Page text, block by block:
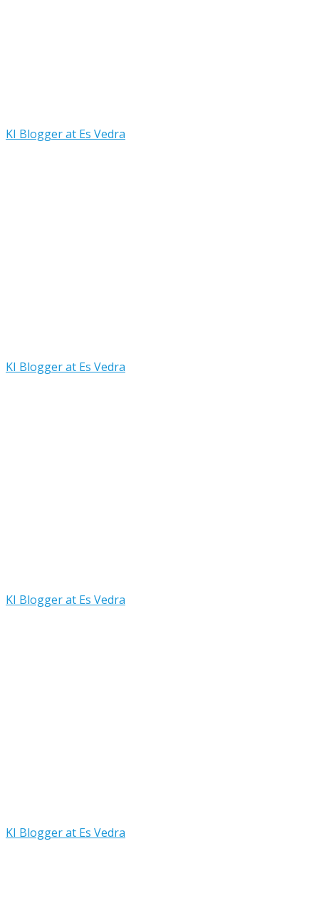
KI Blogger at Es Vedra
KI Blogger at Es Vedra
KI Blogger at Es Vedra
KI Blogger at Es Vedra